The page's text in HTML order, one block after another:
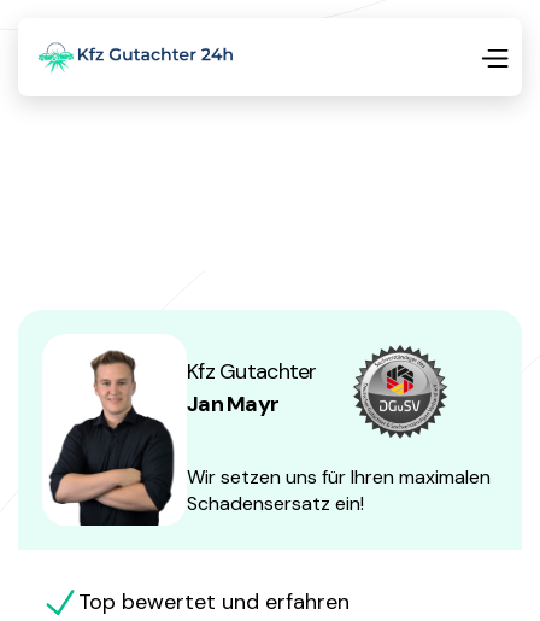
Kfz Gutachter
Jan Mayr
Wir setzen uns für Ihren maximalen
Schadensersatz ein!
Top bewertet und erfahren